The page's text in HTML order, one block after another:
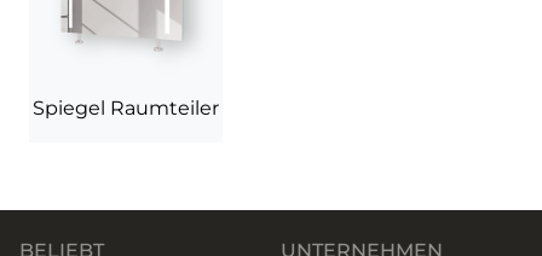
Spiegel Raumteiler
BELIEBT UNTERNEHMEN